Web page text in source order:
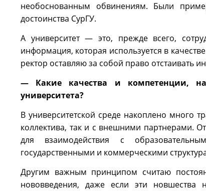
необоснованным обвинениям. Были
достоинства СурГУ.
А университет — это, прежде всего,
информация, которая используется в
ректор оставляю за собой право отстаивать
— Какие качества и компетенции,
университета?
В университетской среде накоплено много
коллектива, так и с внешними партнерами.
для взаимодействия с
государственными и коммерческими
Другим важным принципом считаю
нововведения, даже если эти новшества